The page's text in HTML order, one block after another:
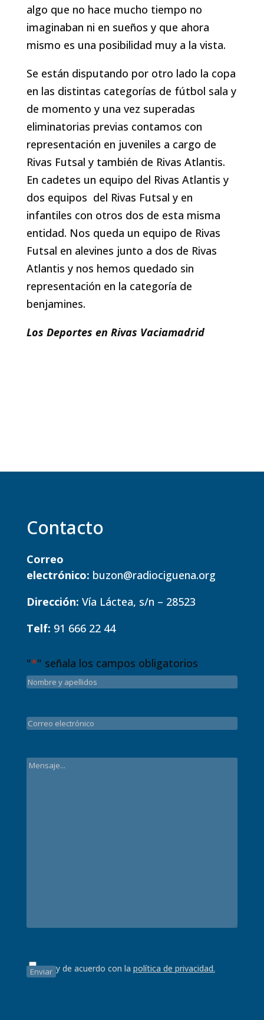
algo que no hace mucho tiempo no
imaginaban ni en sueños y que ahora
mismo es una posibilidad muy a la vista.
Se están disputando por otro lado la copa
en las distintas categorías de fútbol sala y
de momento y una vez superadas
eliminatorias previas contamos con
representación en juveniles a cargo de
Rivas Futsal y también de Rivas Atlantis.
En cadetes un equipo del Rivas Atlantis y
dos equipos del Rivas Futsal y en
infantiles con otros dos de esta misma
entidad. Nos queda un equipo de Rivas
Futsal en alevines junto a dos de Rivas
Atlantis y nos hemos quedado sin
representación en la categoría de
benjamines.
Los Deportes en Rivas Vaciamadrid
Contacto
Correo
electrónico: buzon@radiociguena.org
Dirección: Vía Láctea, s/n – 28523
Telf: 91 666 22 44
"*" señala los campos obligatorios
Estoy de acuerdo con la política de privacidad.